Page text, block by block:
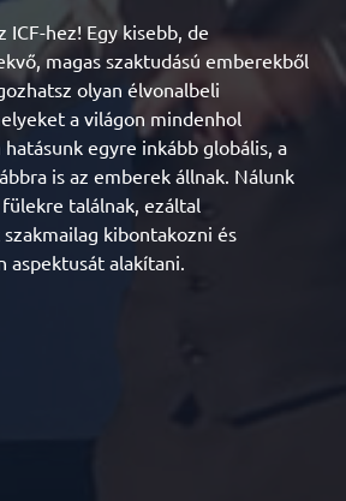
ICF-hez! Egy kisebb, de
magas szaktudású emberekből
olyan élvonalbeli
a világon mindenhol
hatásunk egyre inkább globális, a
is az emberek állnak. Nálunk
találnak, ezáltal
kibontakozni és
aspektusát alakítani.